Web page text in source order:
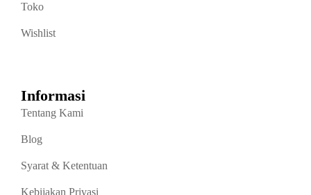
Toko
Wishlist
Informasi
Tentang Kami
Blog
Syarat & Ketentuan
Kebijakan Privasi